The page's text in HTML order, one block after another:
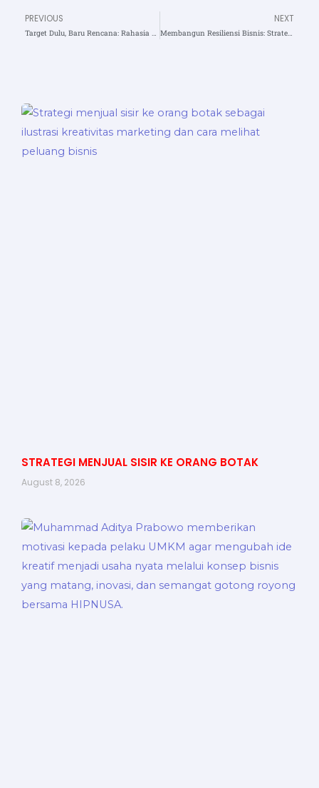
Prev
PREVIOUS
Target Dulu, Baru Rencana: Rahasia Mengubah Mimpi Jadi Nyata
NEXT
Membangun Resiliensi Bisnis: Strategi Adaptasi Pengusaha Nusantara di Era Penuh Perubahan
STRATEGI MENJUAL SISIR KE ORANG BOTAK
August 8, 2026